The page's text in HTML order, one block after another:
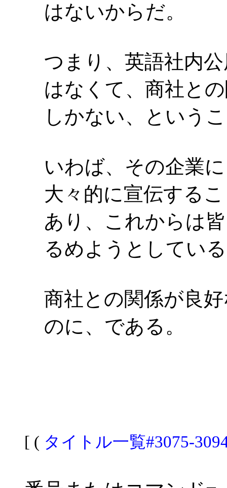
はないからだ。
つまり、英語社内公
はなくて、商社との
しかない、という
いわば、その企業
大々的に宣伝する
あり、これからは
るめようとしてい
商社との関係が良好
のに、である。
[ ( タイトル一覧#3075-